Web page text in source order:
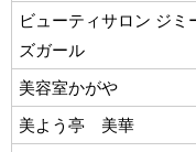
ビューティサロン ジミ
ズガール
美容室かがや
美よう亭 美華